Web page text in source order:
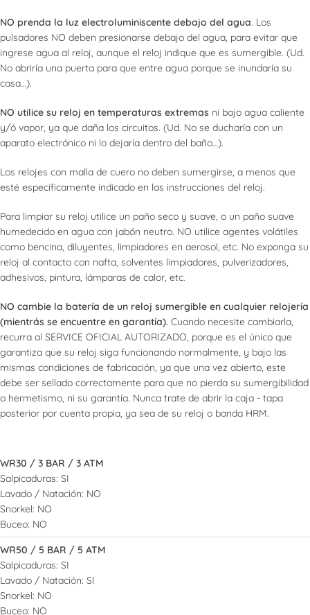
NO prenda la luz electroluminiscente debajo del agua. Los
pulsadores NO deben presionarse debajo del agua, para evitar que
ingrese agua al reloj, aunque el reloj indique que es sumergible. (Ud.
No abriría una puerta para que entre agua porque se inundaría su
casa…).
NO utilice su reloj en temperaturas extremas ni bajo agua caliente
y/ó vapor, ya que daña los circuitos. (Ud. No se ducharía con un
aparato electrónico ni lo dejaría dentro del baño…).
Los relojes con malla de cuero no deben sumergirse, a menos que
esté específicamente indicado en las instrucciones del reloj.
Para limpiar su reloj utilice un paño seco y suave, o un paño suave
humedecido en agua con jabón neutro. NO utilice agentes volátiles
como bencina, diluyentes, limpiadores en aerosol, etc. No exponga su
reloj al contacto con nafta, solventes limpiadores, pulverizadores,
adhesivos, pintura, lámparas de calor, etc.
NO cambie la batería de un reloj sumergible en cualquier relojería
(mientrás se encuentre en garantía). Cuando necesite cambiarla,
recurra al SERVICE OFICIAL AUTORIZADO, porque es el único que
garantiza que su reloj siga funcionando normalmente, y bajo las
mismas condiciones de fabricación, ya que una vez abierto, este
debe ser sellado correctamente para que no pierda su sumergibilidad
o hermetismo, ni su garantía. Nunca trate de abrir la caja - tapa
posterior por cuenta propia, ya sea de su reloj o banda HRM.
WR30 / 3 BAR / 3 ATM
Salpicaduras: SI
Lavado / Natación: NO
Snorkel: NO
Buceo: NO
WR50 / 5 BAR / 5 ATM
Salpicaduras: SI
Lavado / Natación: SI
Snorkel: NO
Buceo: NO